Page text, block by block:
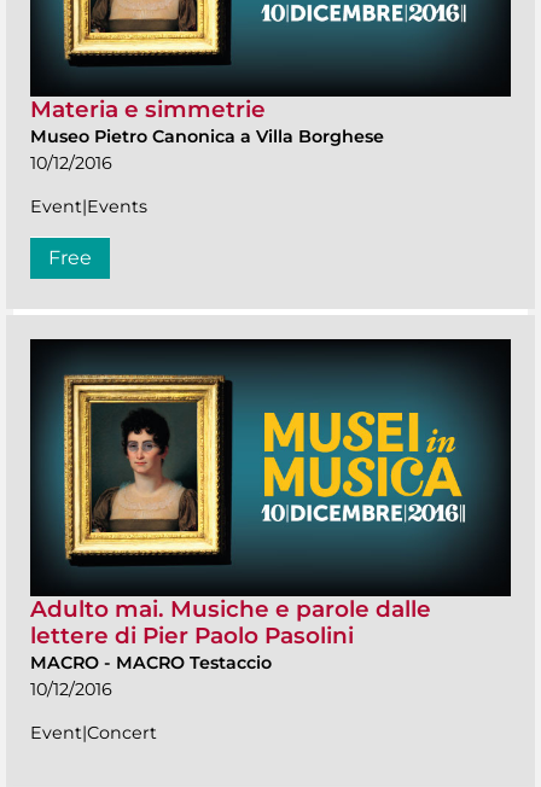
Materia e simmetrie
Museo Pietro Canonica a Villa Borghese
10/12/2016
Event|Events
Free
Adulto mai. Musiche e parole dalle
lettere di Pier Paolo Pasolini
MACRO - MACRO Testaccio
10/12/2016
Event|Concert